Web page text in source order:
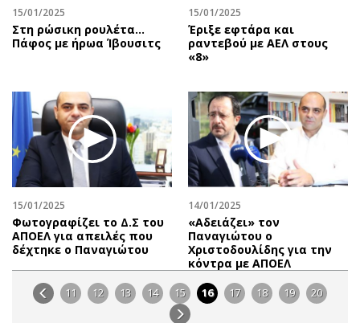
15/01/2025
Στη ρώσικη ρουλέτα...
Πάφος με ήρωα Ίβουσιτς
15/01/2025
Έριξε εφτάρα και
ραντεβού με ΑΕΛ στους
«8»
15/01/2025
Φωτογραφίζει το Δ.Σ του
ΑΠΟΕΛ για απειλές που
δέχτηκε ο Παναγιώτου
14/01/2025
«Αδειάζει» τον
Παναγιώτου ο
Χριστοδουλίδης για την
κόντρα με ΑΠΟΕΛ
11 12 13 14 15 16 17 18 19 20